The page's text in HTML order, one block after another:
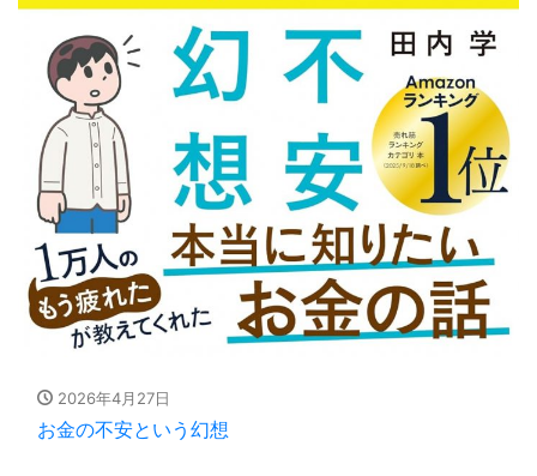
2026年4月27日
お金の不安という幻想